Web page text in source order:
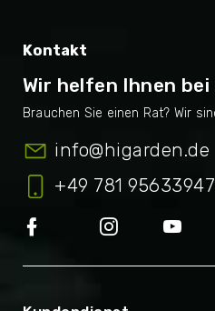
Kontakt
Wir helfen Ihnen bei
info@higarden.de
+49 781 95633947